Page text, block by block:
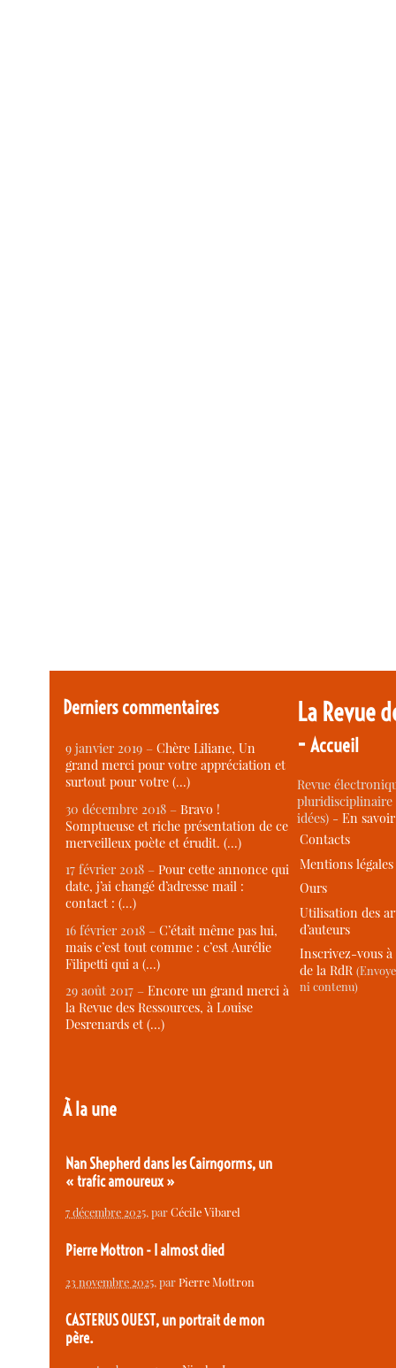
Derniers commentaires
9 janvier 2019 –Chère Liliane, Un
grand merci pour votre appréciation et
surtout pour votre (…)
30 décembre 2018 –Bravo !
Somptueuse et riche présentation de ce
merveilleux poète et érudit. (…)
17 février 2018 –Pour cette annonce qui
date, j’ai changé d’adresse mail :
contact : (…)
16 février 2018 –C’était même pas lui,
mais c’est tout comme : c’est Aurélie
Filipetti qui a (…)
29 août 2017 –Encore un grand merci à
la Revue des Ressources, à Louise
Desrenards et (…)
À la une
Nan Shepherd dans les Cairngorms, un
« trafic amoureux »
7 décembre 2025, parCécile Vibarel
Pierre Mottron - I almost died
23 novembre 2025, parPierre Mottron
CASTERUS OUEST, un portrait de mon
père.
La Revue
-Accueil
Revue
idées) -En
Contacts
Mentions légales
Ours
Utilisation des
d’auteurs
Inscrivez-vous
de la RdR
ni contenu)